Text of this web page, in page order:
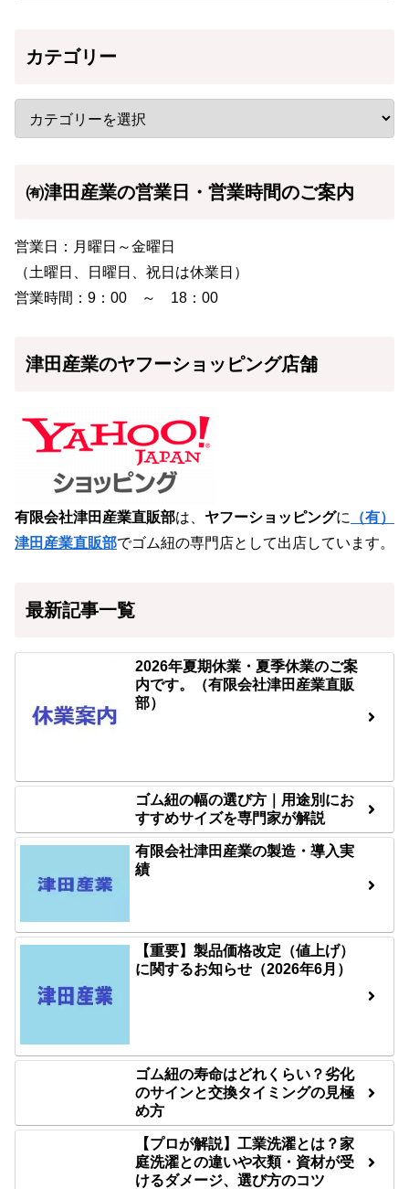
カテゴリー
㈲津田産業の営業日・営業時間のご案内
営業日：月曜日～金曜日
（土曜日、日曜日、祝日は休業日）
営業時間：9：00 ～ 18：00
津田産業のヤフーショッピング店舗
有限会社津田産業直販部は、 ヤフーショッピングに （有）
津田産業直販部でゴム紐の専門店として出店しています。
最新記事一覧
2026年夏期休業・夏季休業のご案
内です。（有限会社津田産業直販
部）
ゴム紐の幅の選び方｜用途別にお
すすめサイズを専門家が解説
有限会社津田産業の製造・導入実
績
【重要】製品価格改定（値上げ）
に関するお知らせ（2026年6月）
ゴム紐の寿命はどれくらい？劣化
のサインと交換タイミングの見極
め方
【プロが解説】工業洗濯とは？家
庭洗濯との違いや衣類・資材が受
けるダメージ、選び方のコツ